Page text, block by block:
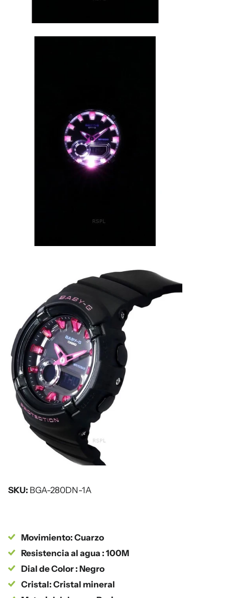
SKU: BGA-280DN-1A
Movimiento: Cuarzo
Resistencia al agua : 100M
Dial de Color : Negro
Cristal: Cristal mineral